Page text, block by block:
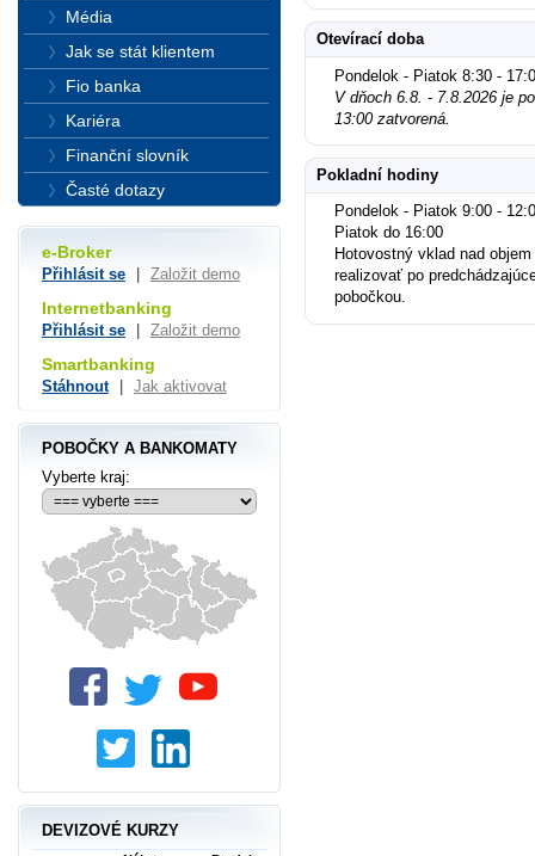
Otevírací doba
Pondelok - Piatok 8:30 -
V dňoch 6.8. - 7.8.2026 je
13:00 zatvorená.
Pokladní hodiny
Pondelok - Piatok 9:00 -
Piatok do 16:00
Hotovostný vklad nad
realizovať po
pobočkou.
Média
Jak se stát klientem
Fio banka
Kariéra
Finanční slovník
Časté dotazy
e-Broker
Přihlásit se Založit demo
Internetbanking
Přihlásit se Založit demo
Smartbanking
Stáhnout Jak aktivovat
POBOČKY A BANKOMATY
Vyberte kraj:
DEVIZOVÉ KURZY